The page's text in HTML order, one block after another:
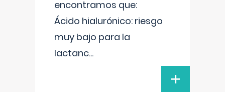
encontramos que:
Ácido hialurónico: riesgo
muy bajo para la
lactanc...
+